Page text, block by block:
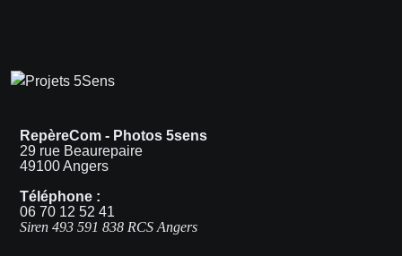
RepèreCom - Photos 5sens
29 rue Beaurepaire
49100 Angers
Téléphone :
06 70 12 52 41
Siren 493 591 838 RCS Angers